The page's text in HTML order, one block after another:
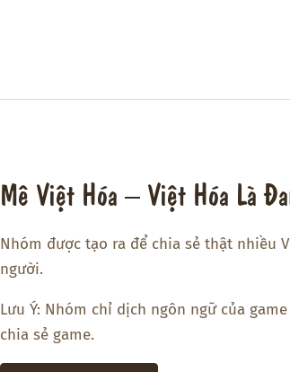
Mê Việt Hóa – Việt Hóa Là
Nhóm được tạo ra để chia sẻ thật nhiều
người.
Lưu Ý: Nhóm chỉ dịch ngôn ngữ của
chia sẻ game.